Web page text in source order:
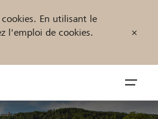
En utilisant le
l'emploi de cookies.
öffnen